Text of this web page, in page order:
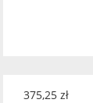
375,25 zł